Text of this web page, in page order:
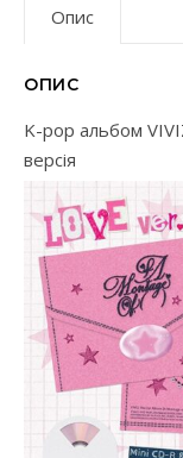
Опис
ОПИС
K-pop альбом
версія